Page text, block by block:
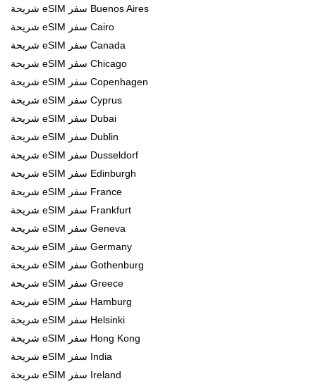
شريحة eSIM سفر Buenos Aires
شريحة eSIM سفر Cairo
شريحة eSIM سفر Canada
شريحة eSIM سفر Chicago
شريحة eSIM سفر Copenhagen
شريحة eSIM سفر Cyprus
شريحة eSIM سفر Dubai
شريحة eSIM سفر Dublin
شريحة eSIM سفر Dusseldorf
شريحة eSIM سفر Edinburgh
شريحة eSIM سفر France
شريحة eSIM سفر Frankfurt
شريحة eSIM سفر Geneva
شريحة eSIM سفر Germany
شريحة eSIM سفر Gothenburg
شريحة eSIM سفر Greece
شريحة eSIM سفر Hamburg
شريحة eSIM سفر Helsinki
شريحة eSIM سفر Hong Kong
شريحة eSIM سفر India
شريحة eSIM سفر Ireland